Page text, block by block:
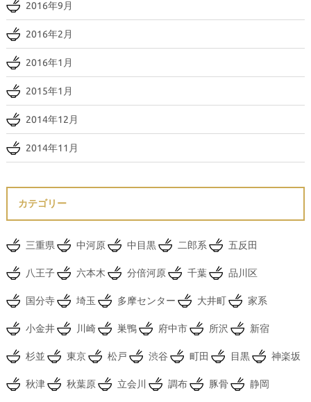
2016年9月
2016年2月
2016年1月
2015年1月
2014年12月
2014年11月
カテゴリー
三重県 中河原 中目黒 二郎系 五反田
八王子 六本木 分倍河原 千葉 品川区
国分寺 埼玉 多摩センター 大井町 家系
小金井 川崎 巣鴨 府中市 所沢 新宿
杉並 東京 松戸 渋谷 町田 目黒 神楽坂
秋津 秋葉原 立会川 調布 豚骨 静岡